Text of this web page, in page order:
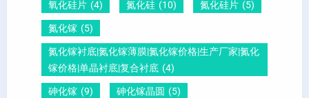
明
？
晶
氧化硅片 (4) 氮化硅 (10) 氮化硅片 (5)
氮化镓 (5)
氮化镓衬底|氮化镓薄膜|氮化镓价格|生产厂家|氮化
镓价格|单晶衬底|复合衬底 (4)
砷化镓 (9) 砷化镓晶圆 (5)